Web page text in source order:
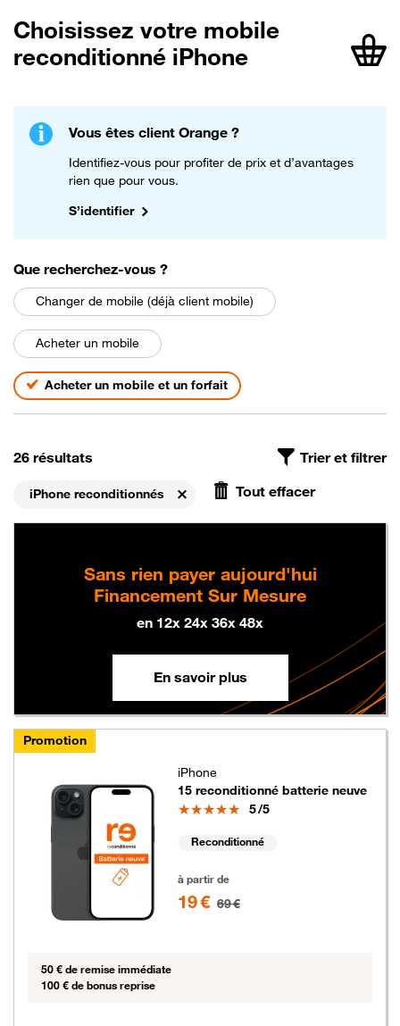
Choisissez votre mobile
reconditionné iPhone
Vous êtes client Orange ?
Identifiez-vous pour profiter de prix et d’avantages
rien que pour vous.
S’identifier
Que recherchez-vous parmi les choix suivants
?
Changer de mobile (déjà client mobile)
Acheter un mobile
Acheter un mobile et un forfait
On a trouvé
26 résultats , avec le filtre Les mobiles reconditionnés
Trier et filtrer
iPhone reconditionnés
Tout effacer
Sans rien payer aujourd'hui
Financement Sur Mesure
en 12x 24x 36x 48x
En savoir plus
Promotion
iPhone
15 reconditionné batterie neuve
Note
5/5
Reconditionné
à partir de
19 € 69 €
50 € de remise immédiate
100 € de bonus reprise